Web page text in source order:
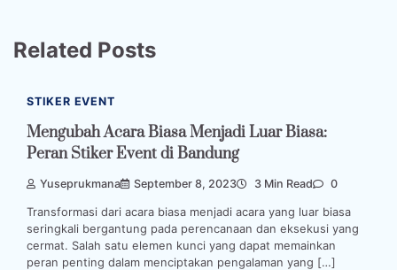
Related Posts
STIKER EVENT
Mengubah Acara Biasa Menjadi Luar Biasa:
Peran Stiker Event di Bandung
Yuseprukmana September 8, 2023 3 Min Read 0
Transformasi dari acara biasa menjadi acara yang luar biasa
seringkali bergantung pada perencanaan dan eksekusi yang
cermat. Salah satu elemen kunci yang dapat memainkan
peran penting dalam menciptakan pengalaman yang […]